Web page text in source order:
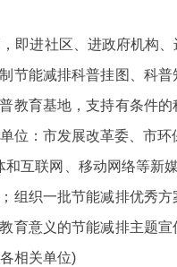
进社区、进政府机构、
节能减排科普挂图、科
教育基地，支持有条件的
位：市发展改革委、市环
联网、移动网络等新媒
组织一批节能减排优秀
育意义的节能减排主题
相关单位)